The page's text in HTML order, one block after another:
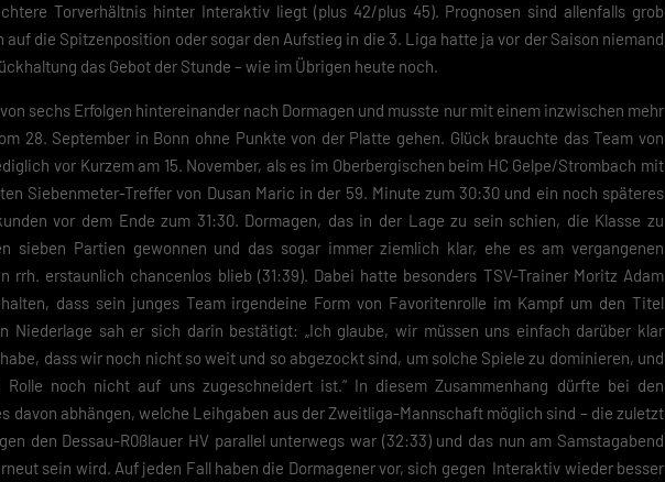
Torverhältnis hinter Interaktiv liegt (plus 42/plus 45). Prognosen sind allenfalls grob
auf die Spitzenposition oder sogar den Aufstieg in die 3. Liga hatte ja vor der Saison niemand
das Gebot der Stunde – wie im Übrigen heute noch.
sechs Erfolgen hintereinander nach Dormagen und musste nur mit einem inzwischen mehr
28. September in Bonn ohne Punkte von der Platte gehen. Glück brauchte das Team von
vor Kurzem am 15. November, als es im Oberbergischen beim HC Gelpe/Strombach mit
Siebenmeter-Treffer von Dusan Maric in der 59. Minute zum 30:30 und ein noch späteres
vor dem Ende zum 31:30. Dormagen, das in der Lage zu sein schien, die Klasse zu
sieben Partien gewonnen und das sogar immer ziemlich klar, ehe es am vergangenen
rrh. erstaunlich chancenlos blieb (31:39). Dabei hatte besonders TSV-Trainer Moritz Adam
dass sein junges Team irgendeine Form von Favoritenrolle im Kampf um den Titel
Niederlage sah er sich darin bestätigt: „Ich glaube, wir müssen uns einfach darüber klar
dass wir noch nicht so weit und so abgezockt sind, um solche Spiele zu dominieren, und
Rolle noch nicht auf uns zugeschneidert ist.“ In diesem Zusammenhang dürfte bei den
davon abhängen, welche Leihgaben aus der Zweitliga-Mannschaft möglich sind – die zuletzt
den Dessau-R0ßlauer HV parallel unterwegs war (32:33) und das nun am Samstagabend
sein wird. Auf jeden Fall haben die Dormagener vor, sich gegen Interaktiv wieder besser